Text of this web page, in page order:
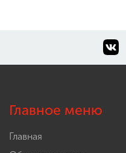
Главное меню
Главная